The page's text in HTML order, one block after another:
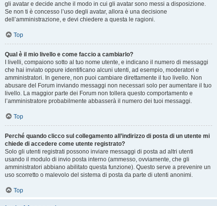
gli avatar e decide anche il modo in cui gli avatar sono messi a disposizione.
Se non ti è concesso l’uso degli avatar, allora è una decisione
dell’amministrazione, e devi chiedere a questa le ragioni.
Top
Qual è il mio livello e come faccio a cambiarlo?
I livelli, compaiono sotto al tuo nome utente, e indicano il numero di messaggi
che hai inviato oppure identificano alcuni utenti, ad esempio, moderatori e
amministratori. In genere, non puoi cambiare direttamente il tuo livello. Non
abusare del Forum inviando messaggi non necessari solo per aumentare il tuo
livello. La maggior parte dei Forum non tollera questo comportamento e
l’amministratore probabilmente abbasserà il numero dei tuoi messaggi.
Top
Perché quando clicco sul collegamento all’indirizzo di posta di un utente mi
chiede di accedere come utente registrato?
Solo gli utenti registrati possono inviare messaggi di posta ad altri utenti
usando il modulo di invio posta interno (ammesso, ovviamente, che gli
amministratori abbiano abilitato questa funzione). Questo serve a prevenire un
uso scorretto o malevolo del sistema di posta da parte di utenti anonimi.
Top